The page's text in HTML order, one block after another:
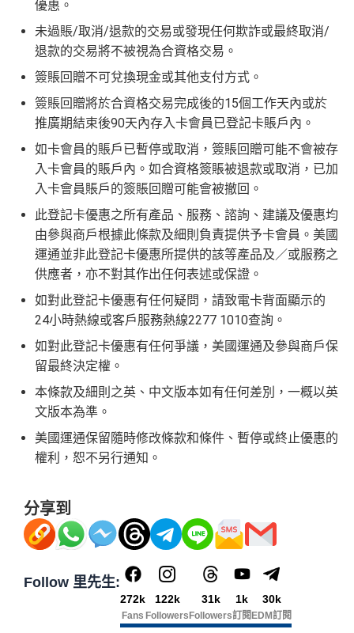
留意AE Explorer可以用既Lounge唔係AE Centu
rion Lounge而係環亞機場貴賓室
每年簽賬達HK$150,000，可獲豁免下年度HK
$2,200之基本卡會籍年費，亦可繼續使用首2張
附屬卡而無須繳付年費
AE積分無限期，AE積分可兌換至10間航空公司夥伴之
飛行里數（行政費亦將全免）：Asia Miles, Avios、E
mirates、Finnair及KrisFlyer等里數計劃都有份：18,00
全年積分獎賞 ：靈活運用美國運通積分兌換現金券／P
ay with Points / 憑分繳費、Travel with Points憑分預訂
行程（2024年9月30日前：150AE 積分兌換至HK
$1）、酒店積分（Marriott Bonvoy積分或是
ors積分）、生活家品等
（主卡及附屬卡）可以憑卡進入香港機場Plaza Premi
um Lounge貴賓候機室，每曆年上限合共8次。了解更
多：AE Explorer lounge 貴賓室
全年電影優惠：專享香港百老匯院線4DX、3D、2D及
IMAX 電影正價戲票9折優惠
免費旅遊保障：旅遊意外保障金額高達HK$350萬（需
以AE Explorer卡訂機票）
全球24小時提供協助 ：透過「運通財」服務於世界各
地提取現金、超過2,200間美國運通旅遊辦事處提供之
批卡特快，5-10個工作天
海外簽賬DCC協議
，海外實地簽賬唔洗怕中咗DC
里
賞
金
申請完填Form
金#❗️（由里先生派出🎯38新會員+成功批卡50額
外里賞金）
以上加總，迎新有760,000 AE積分(相等於42,222里數)+H
K$50簽賬回贈，獎賞由AE直接存入。同埋有88里賞金#
(由里先生派出)， 獎賞將於簽賬後16星期或以內存入卡會
員之基本卡的美國運通積分計劃戶口內。
新客戶立即申請：MrMiles.hk/ae-charge-
application/
現有客戶立即申請：MrMiles.hk/ae-charg
e-apply/
（記得揀返想要嘅迎新連結申請，一經申請無得更改。如
果用iPhone/Mac的話會可能有Adblock，建議你改返啲S
etting再申請：MrMiles.hk/adblock/）
贊助內容
#每1里賞金 ≈ HK$1，可兌換FPS轉數快回贈！詳情
✅優點
但有得換里數都算係咁
電影禮遇 ：專享香港百老匯院線4DX、3D、2D及 IMA
X 電影正價戲票9折優惠
查看更多信用卡詳情及分析...
優惠。
未過賬/取消/退款的交易或發現任何欺詐或最終取消/
退款的交易將不被視為合資格交易。
簽賬回贈不可兌換現金或其他支付方式。
簽賬回贈將於合資格交易完成後的15個工作天內或於
推廣期結束後90天內存入卡會員已登記卡賬戶內。
如卡會員的賬戶已暫停或取消，簽賬回贈可能不會被存
入卡會員的賬戶內。如合資格簽賬被退款或取消，已加
入卡會員賬戶的簽賬回贈可能會被撤回。
此登記卡優惠之所有產品、服務、諮詢、建議及優惠均
由參與商戶根據此條款及細則負責提供予卡會員。美國
運通並非此登記卡優惠所提供的該等產品及／或服務之
供應者，亦不對其作出任何表述或保證。
如對此登記卡優惠有任何疑問，請致電卡背面顯示的
24小時熱線或客戶服務熱線2277 1010查詢。
如對此登記卡優惠有任何爭議，美國運通及參與商戶保
留最終決定權。
本條款及細則之英、中文版本如有任何差別，一概以英
文版本為準。
美國運通保留隨時修改條款和條件、暫停或終止優惠的
權利，恕不另行通知。
分享到
Follow 里先生:
272k
Fans
122k
Followers
31k
Followers
1k
訂閱
30k
EDM訂閱